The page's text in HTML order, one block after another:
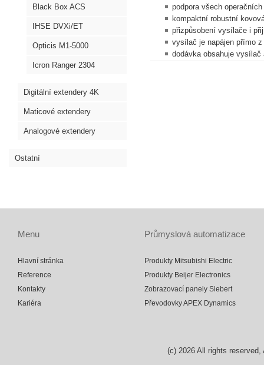
Black Box ACS
IHSE DVXi/ET
Opticis M1-5000
Icron Ranger 2304
Digitální extendery 4K
Maticové extendery
Analogové extendery
Ostatní
podpora všech
kompaktní robustní
přizpůsobení vysílače i
vysílač je napájen přímo
dodávka obsahuje
Menu
Hlavní stránka
Reference
Kontakty
Kariéra
Průmyslová automatizace
Produkty Mitsubishi Electric
Produkty Beijer Electronics
Zobrazovací panely Siebert
Převodovky APEX Dynamics
(c) 2026All rights reserved,